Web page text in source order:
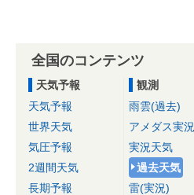
全国のコンテンツ
天気予報
天気予報
世界天気
気圧予報
2週間天気
長期予報
観測
雨雲(過去)
アメダス実況
実況天気
過去天気
雷(実況)